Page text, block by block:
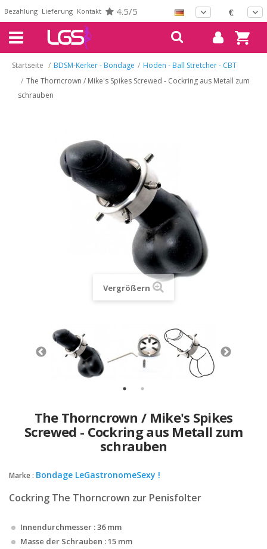
Bezahlung Lieferung Kontakt 4.5/5 €
Startseite / BDSM-Kerker - Bondage / Hoden - Ball Stretcher - CBT
/ The Thorncrown / Mike's Spikes Screwed - Cockring aus Metall zum
schrauben
Vergrößern
The Thorncrown / Mike's Spikes
Screwed - Cockring aus Metall zum
schrauben
Marke : Bondage LeGastronomeSexy !
Cockring The Thorncrown zur Penisfolter
Innendurchmesser : 36 mm
Masse der Schrauben : 15 mm